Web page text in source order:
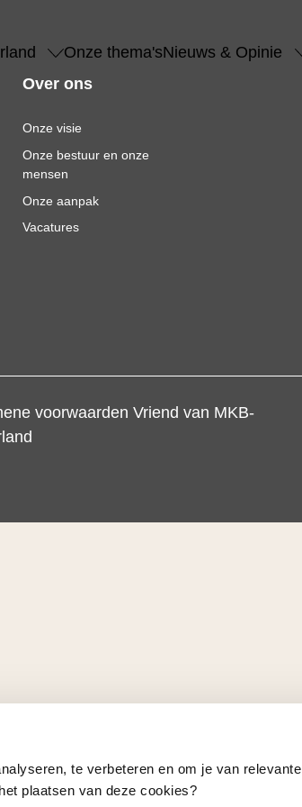
te verbeteren en om je van relevante
plaatsen van deze cookies?
Onze thema'sNieuws & Opinie
Over ons
Onze visie
Onze bestuur en onze
mensen
Onze aanpak
Vacatures
voorwaarden Vriend van MKB-